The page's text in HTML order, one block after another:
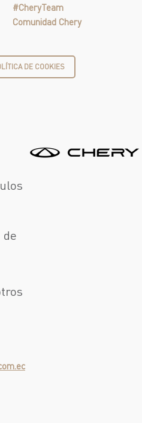
#CheryTeam
Comunidad Chery
DE COOKIES